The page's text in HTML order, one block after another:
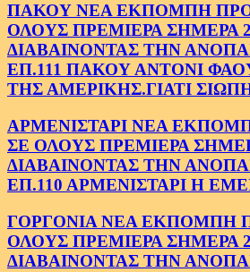
ΠΑΚΟΥ ΝΕΑ ΕΚΠΟΜΠΗ
ΟΛΟΥΣ ΠΡΕΜΙΕΡΑ ΣΗΜΕΡΑ
ΔΙΑΒΑΙΝΟΝΤΑΣ ΤΗΝ
ΕΠ.111 ΠΑΚΟΥ ΑΝΤΟΝΙ
ΤΗΣ ΑΜΕΡΙΚΗΣ.ΓΙΑΤΙ
ΑΡΜΕΝΙΣΤΑΡΙ ΝΕΑ
ΣΕ ΟΛΟΥΣ ΠΡΕΜΙΕΡΑ
ΔΙΑΒΑΙΝΟΝΤΑΣ ΤΗΝ
ΕΠ.110 ΑΡΜΕΝΙΣΤΑΡΙ Η
ΓΟΡΓΟΝΙΑ ΝΕΑ ΕΚΠΟΜΠΗ
ΟΛΟΥΣ ΠΡΕΜΙΕΡΑ ΣΗΜΕΡΑ
ΔΙΑΒΑΙΝΟΝΤΑΣ ΤΗΝ